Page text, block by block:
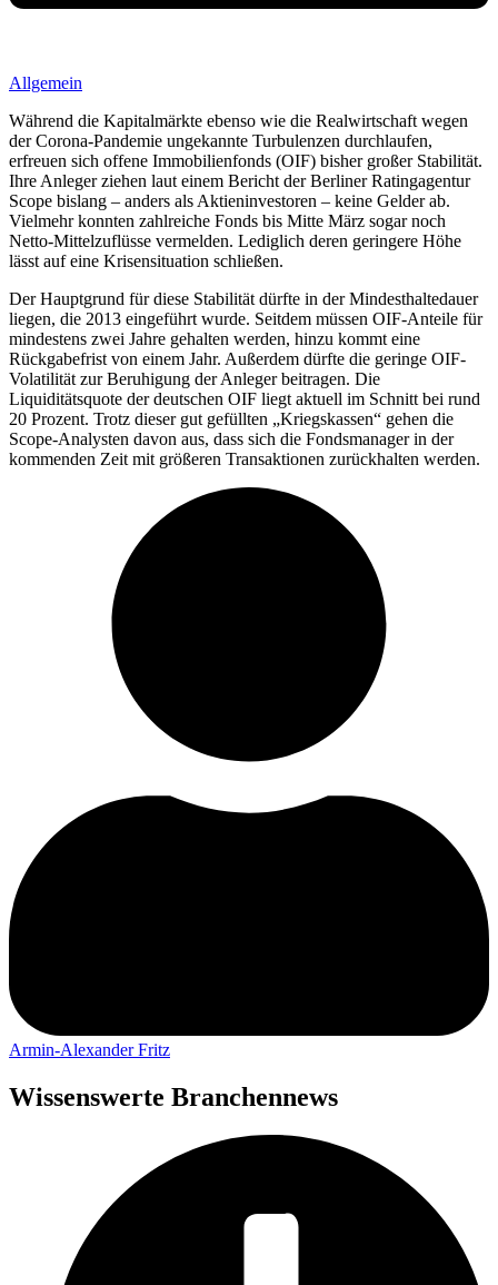
Allgemein
Während die Kapitalmärkte ebenso wie die Realwirtschaft wegen
der Corona-Pandemie ungekannte Turbulenzen durchlaufen,
erfreuen sich offene Immobilienfonds (OIF) bisher großer Stabilität.
Ihre Anleger ziehen laut einem Bericht der Berliner Ratingagentur
Scope bislang – anders als Aktieninvestoren – keine Gelder ab.
Vielmehr konnten zahlreiche Fonds bis Mitte März sogar noch
Netto-Mittelzuflüsse vermelden. Lediglich deren geringere Höhe
lässt auf eine Krisensituation schließen.
Der Hauptgrund für diese Stabilität dürfte in der Mindesthaltedauer
liegen, die 2013 eingeführt wurde. Seitdem müssen OIF-Anteile für
mindestens zwei Jahre gehalten werden, hinzu kommt eine
Rückgabefrist von einem Jahr. Außerdem dürfte die geringe OIF-
Volatilität zur Beruhigung der Anleger beitragen. Die
Liquiditätsquote der deutschen OIF liegt aktuell im Schnitt bei rund
20 Prozent. Trotz dieser gut gefüllten „Kriegskassen“ gehen die
Scope-Analysten davon aus, dass sich die Fondsmanager in der
kommenden Zeit mit größeren Transaktionen zurückhalten werden.
Armin-Alexander Fritz
Wissenswerte Branchennews